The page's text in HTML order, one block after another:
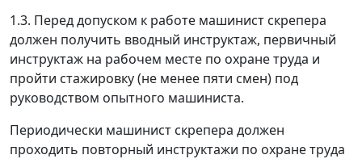
1.3. Перед допуском к работе машинист скрепера
должен получить вводный инструктаж, первичный
инструктаж на рабочем месте по охране труда и
пройти стажировку (не менее пяти смен) под
руководством опытного машиниста.
Периодически машинист скрепера должен
проходить повторный инструктажи по охране труда